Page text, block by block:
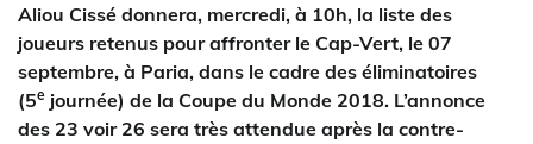
Aliou Cissé donnera, mercredi, à 10h, la liste des
joueurs retenus pour affronter le Cap-Vert, le 07
septembre, à Paria, dans le cadre des éliminatoires
(5e journée) de la Coupe du Monde 2018. L’annonce
des 23 voir 26 sera très attendue après la contre-